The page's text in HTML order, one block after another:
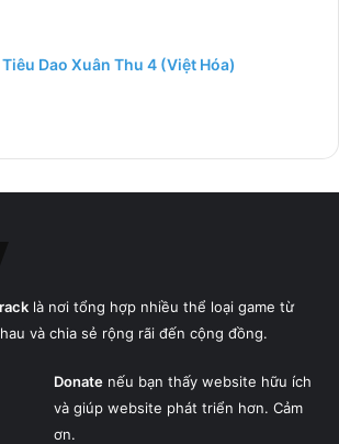
Tiêu Dao Xuân Thu 4 (Việt Hóa)
là nơi tổng hợp nhiều thể loại game từ
và chia sẻ rộng rãi đến cộng đồng.
Donatenếu bạn thấy website hữu ích
và giúp website phát triển hơn. Cảm
ơn.